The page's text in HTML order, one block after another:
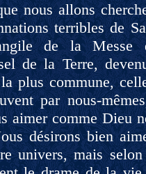
nous allons
terribles de
de la Messe
de la Terre,
plus commune,
par nous-
aimer comme Dieu
désirons bien
univers, mais